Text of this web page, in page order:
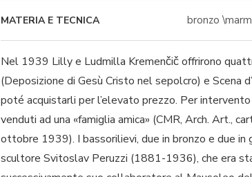
MATERIA E TECNICA bronzo
Nel 1939 Lilly e Ludmilla Kremenčič offrirono
(Deposizione di Gesù Cristo nel sepolcro) e Scena
poté acquistarli per l’elevato prezzo. Per
venduti ad una «famiglia amica» (CMR, Arch. Art.,
ottobre 1939). I bassorilievi, due in bronzo e due
scultore Svitoslav Peruzzi (1881-1936), che era